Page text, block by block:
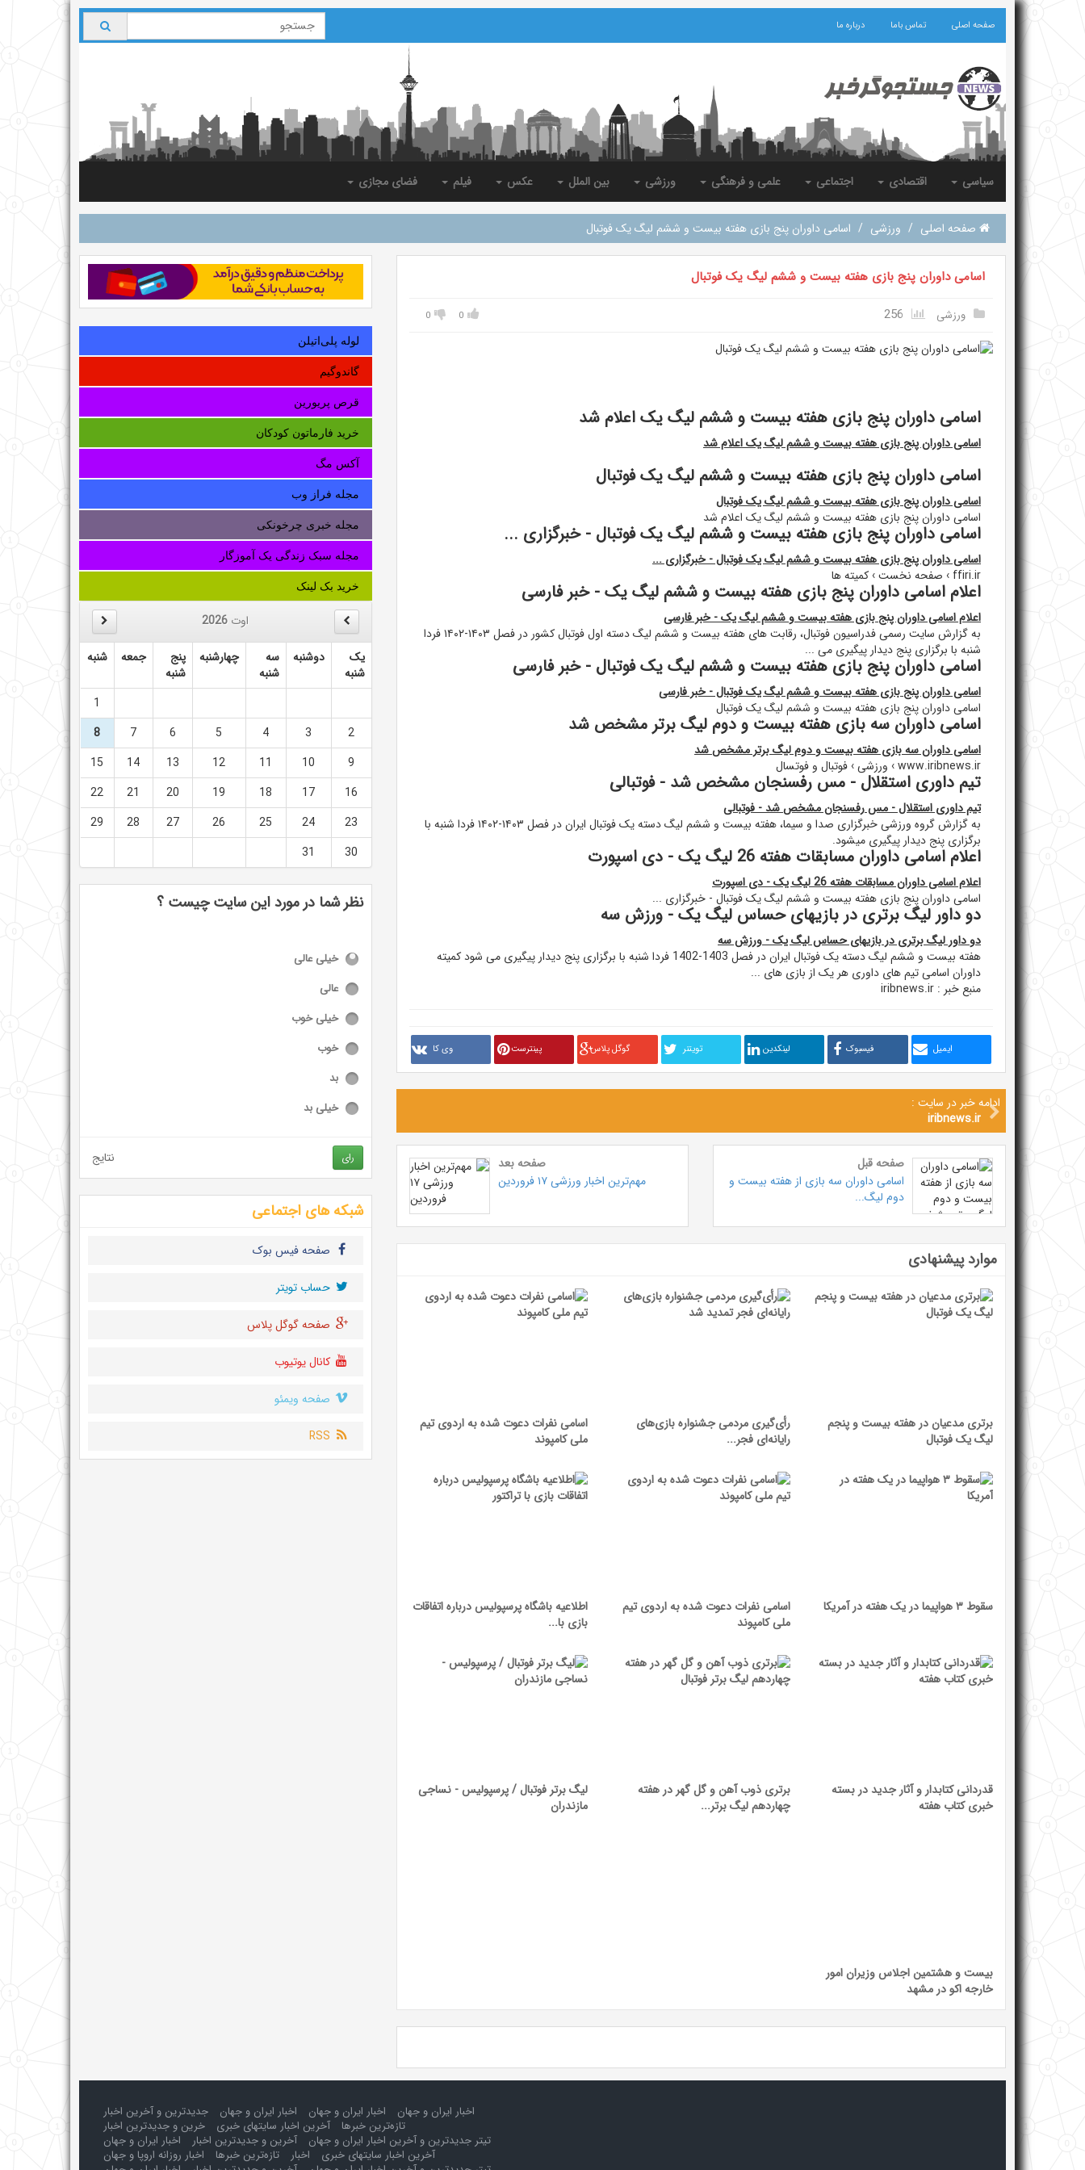
صفحه اصلی تماس باما درباره ما
سیاسی اقتصادی اجتماعی علمی و فرهنگی ورزشی بین الملل عکس فیلم فضای مجازی
صفحه اصلی / ورزشی / اسامی داوران پنج بازی هفته بیست و ششم لیگ یک فوتبال
اسامی داوران پنج بازی هفته بیست و ششم لیگ یک فوتبال
ورزشی 0
0
اسامی داوران پنج بازی هفته بیست و ششم لیگ یک اعلام شد
اسامی داوران پنج بازی هفته بیست و ششم لیگ یک اعلام شد
اسامی داوران پنج بازی هفته بیست و ششم لیگ یک فوتبال
اسامی داوران پنج بازی هفته بیست و ششم لیگ یک فوتبال
اسامی داوران پنج بازی هفته بیست و ششم لیگ یک اعلام شد
اسامی داوران پنج بازی هفته بیست و ششم لیگ یک فوتبال - خبرگزاری ...
اسامی داوران پنج بازی هفته بیست و ششم لیگ یک فوتبال - خبرگزاری ...
ffiri.ir › صفحه نخست › کمیته ها
اعلام اسامی داوران پنج بازی هفته بیست و ششم لیگ یک - خبر فارسی
اعلام اسامی داوران پنج بازی هفته بیست و ششم لیگ یک - خبر فارسی
به گزارش سایت رسمی فدراسیون فوتبال، رقابت های هفته بیست و ششم لیگ دسته اول فوتبال کشور در فصل ۱۴۰۳-۱۴۰۲ فردا
شنبه با برگزاری پنج دیدار پیگیری می ...
اسامی داوران پنج بازی هفته بیست و ششم لیگ یک فوتبال - خبر فارسی
اسامی داوران پنج بازی هفته بیست و ششم لیگ یک فوتبال - خبر فارسی
اسامی داوران پنج بازی هفته بیست و ششم لیگ یک فوتبال
اسامی داوران سه بازی هفته بیست و دوم لیگ برتر مشخص شد
اسامی داوران سه بازی هفته بیست و دوم لیگ برتر مشخص شد
www.iribnews.ir › ورزشی › فوتبال و فوتسال
تیم داوری استقلال - مس رفسنجان مشخص شد - فوتبالی
تیم داوری استقلال - مس رفسنجان مشخص شد - فوتبالی
به گزارش گروه ورزشی خبرگزاری صدا و سیما، هفته بیست و ششم لیگ دسته یک فوتبال ایران در فصل ۱۴۰۳-۱۴۰۲ فردا شنبه با
برگزاری پنج دیدار پیگیری میشود.
اعلام اسامی داوران مسابقات هفته 26 لیگ یک - دی اسپورت
اعلام اسامی داوران مسابقات هفته 26 لیگ یک - دی اسپورت
اسامی داوران پنج بازی هفته بیست و ششم لیگ یک فوتبال - خبرگزاری ...
دو داور لیگ برتری در بازیهای حساس لیگ یک - ورزش سه
دو داور لیگ برتری در بازیهای حساس لیگ یک - ورزش سه
هفته بیست و ششم لیگ دسته یک فوتبال ایران در فصل 1403-1402 فردا شنبه با برگزاری پنج دیدار پیگیری می شود کمیته
داوران اسامی تیم های داوری هر یک از بازی های ...
منبع خبر : iribnews.ir
ایمیل فیسبوک لینکدین تويتنر گوگل پلاس پینترست وی کا
ادامه خبر در سایت :
iribnews.ir
صفحه قبل
اسامی داوران سه بازی از هفته بیست و
دوم لیگ...
صفحه بعد
مهم‌ترین اخبار ورزشی ۱۷ فروردین
موارد پیشنهادی
برتری مدعیان در هفته بیست و پنجم
لیگ یک فوتبال
رأی‌گیری مردمی جشنواره بازی‌های
رایانه‌ای فجر...
اسامی نفرات دعوت شده به اردوی تیم
ملی کامپوند
سقوط ۳ هواپیما در یک هفته در آمریکا
اسامی نفرات دعوت شده به اردوی تیم
ملی کامپوند
اطلاعیه باشگاه پرسپولیس درباره اتفاقات
بازی با...
قدردانی کتابدار و آثار جدید در بسته
خبری کتاب هفته
برتری ذوب آهن و گل گهر در هفته
چهاردهم لیگ برتر...
لیگ برتر فوتبال / پرسپولیس - نساجی
مازندران
بیست و هشتمین اجلاس وزیران امور
خارجه اکو در مشهد
لوله‌ پلی‌اتیلن
گاندوگیم
قرص پریورین
خرید فارماتون کودکان
آکس مگ
مجله فراز وب
مجله خبری چرخونکی
مجله سبک زندگی یک آموزگار
خرید بک لینک
اوت 2026
یک
شنبه
دوشنبه
سه
شنبه
چهارشنبه
پنج
شنبه
جمعه شنبه
1
2
3
4
5
6
7
8
9
10
11
12
13
14
15
16
17
18
19
20
21
22
23
24
25
26
27
28
29
30
31
نظر شما در مورد این سایت چیست ؟
خیلی عالی
عالی
خیلی خوب
خوب
بد
خیلی بد
رای نتایج
شبکه های اجتماعی
صفحه فیس بوک
حساب تويتر
صفحه گوگل پلاس
کانال یوتیوب
صفحه ویمئو
اخبار ایران و جهان اخبار ایران و جهان اخبار ایران و جهان
جدیدترین و آخرین اخبار
تازه‌ترین خبرها
آخرین اخبار سایتهای خبری
خرین و جدیدترین اخبار
تیتر جدیدترین و آخرین اخبار ایران و جهان
آخرین و جدیدترین اخبار
اخبار ایران و جهان
آخرین اخبار سایتهای خبری
اخبار تازه‌ترین خبرها
اخبار روزانه اروپا و جهان